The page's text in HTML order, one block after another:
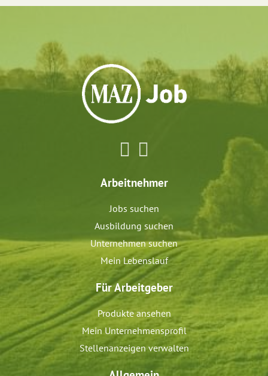
Arbeitnehmer
Jobs suchen
Ausbildung suchen
Unternehmen suchen
Mein Lebenslauf
Für Arbeitgeber
Produkte ansehen
Mein Unternehmensprofil
Stellenanzeigen verwalten